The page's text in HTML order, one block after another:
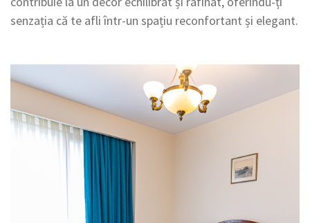
senzația că te afli într-un spațiu reconfortant și elegant.